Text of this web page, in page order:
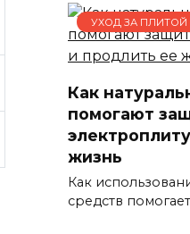
УХОД ЗА ПЛИТОЙ
Как
помогают
жизнь
Как
средств